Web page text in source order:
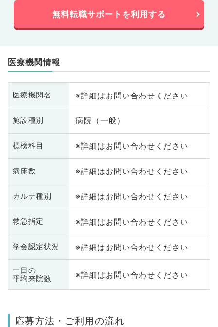
無料転職サポートを利用する
医療機関情報
医療機関名 ※詳細はお問い合わせください
施設種別 病院（一般）
標榜科目 ※詳細はお問い合わせください
病床数 ※詳細はお問い合わせください
カルテ種別 ※詳細はお問い合わせください
救急指定 ※詳細はお問い合わせください
学会認定状況 ※詳細はお問い合わせください
一日の
平均来院数
※詳細はお問い合わせください
応募方法・ご利用の流れ